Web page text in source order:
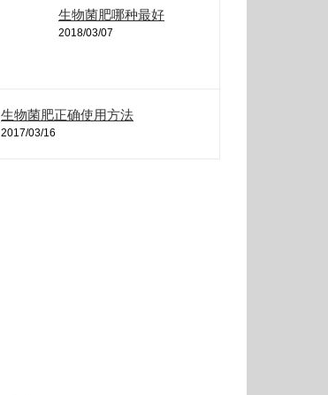
生物菌肥哪种最好
2018/03/07
生物菌肥正确使用方法
2017/03/16